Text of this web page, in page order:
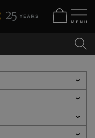
›
›
›
›